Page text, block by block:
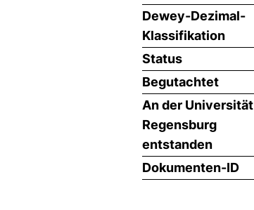
Dewey-Dezimal-
Klassifikation
Status
Begutachtet
An der Universität
Regensburg
entstanden
Dokumenten-ID